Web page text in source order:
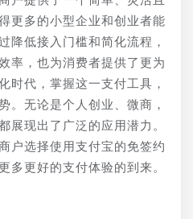
更多的小型企业和创业者能
降低接入门槛和简化流程，
率，也为消费者提供了更为
时代，掌握这一支付工具，
。无论是个人创业、微商，
展现出了广泛的应用潜力。
户选择使用支付宝的免签约
多更好的支付体验的到来。